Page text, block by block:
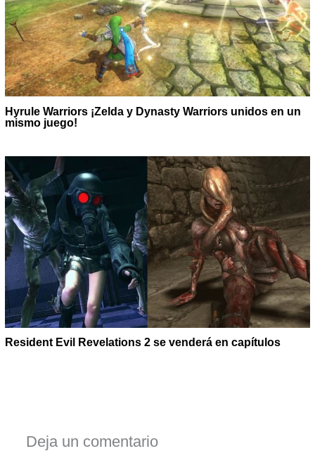
Hyrule Warriors ¡Zelda y Dynasty Warriors unidos en un
mismo juego!
Resident Evil Revelations 2 se venderá en capítulos
Deja un comentario